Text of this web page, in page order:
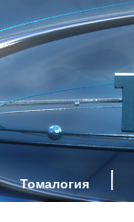
Томалогия